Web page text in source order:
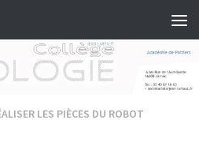
LES PIÈCES DU ROBOT